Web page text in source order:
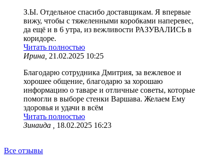
З.Ы. Отдельное спасибо доставщикам. Я впервые
вижу, чтобы с тяжеленными коробками наперевес,
да ещё и в 6 утра, из вежливости РАЗУВАЛИСЬ в
коридоре.
Читать полностью
Ирина, 21.02.2025 10:25
Благодарю сотрудника Дмитрия, за вежлевое и
хорошее общение, благодарю за хорошаю
информацию о таваре и отличные советы, которые
помогли в выборе стенки Варшава. Желаем Ему
здоровья и удачи в всём
Читать полностью
Зинаида ,
18.02.2025 16:23
Все отзывы